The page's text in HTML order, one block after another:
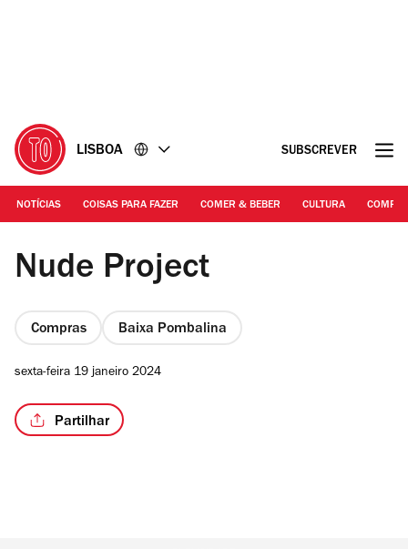
LISBOA SUBSCREVER
NOTÍCIAS COISAS PARA FAZER COMER & BEBER CULTURA
© Arlei Lima
Nude Project
Compras Baixa Pombalina
sexta-feira 19 janeiro 2024
Partilhar